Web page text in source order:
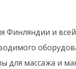
Финляндии и
для массажа и